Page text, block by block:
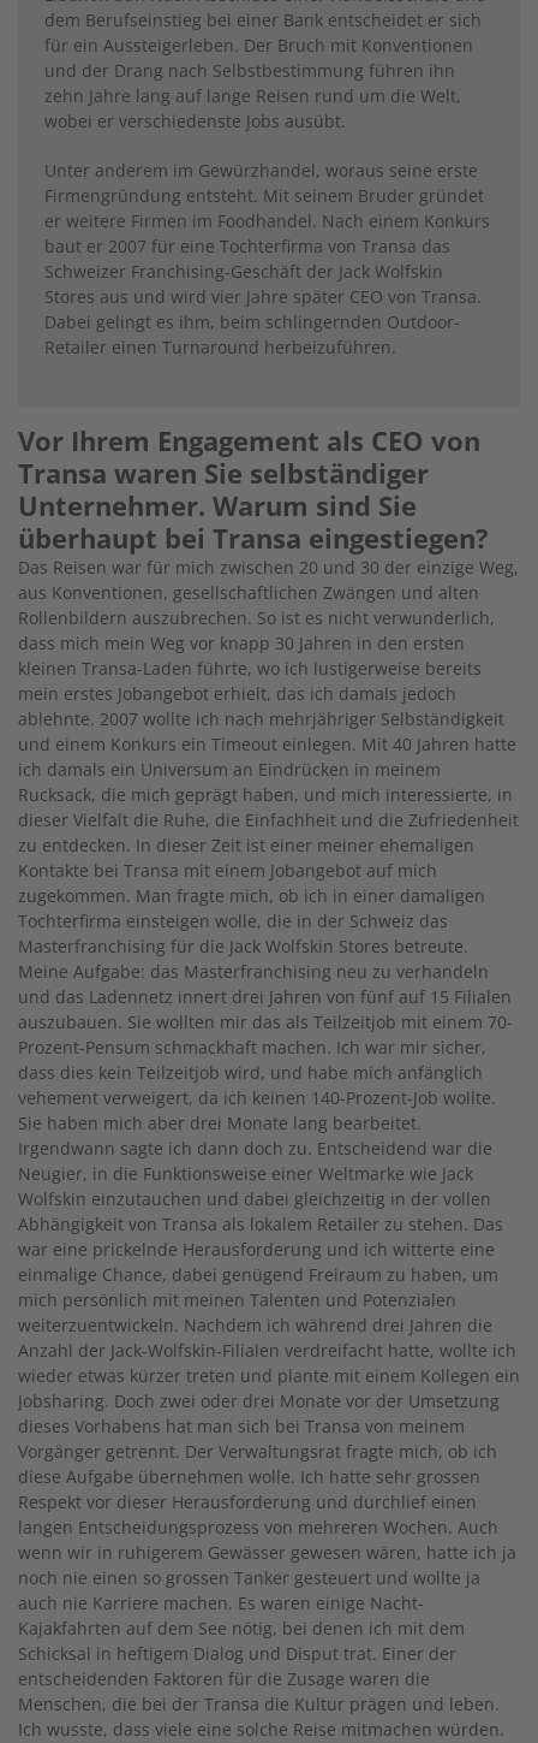
dem Berufseinstieg bei einer Bank entscheidet er sich
für ein Aussteigerleben. Der Bruch mit Konventionen
und der Drang nach Selbstbestimmung führen ihn
zehn Jahre lang auf lange Reisen rund um die Welt,
wobei er verschiedenste Jobs ausübt.
Unter anderem im Gewürzhandel, woraus seine erste
Firmengründung entsteht. Mit seinem Bruder gründet
er weitere Firmen im Foodhandel. Nach einem Konkurs
baut er 2007 für eine Tochterfirma von Transa das
Schweizer Franchising-Geschäft der Jack Wolfskin
Stores aus und wird vier Jahre später CEO von Transa.
Dabei gelingt es ihm, beim schlingernden Outdoor-
Retailer einen Turnaround herbeizuführen.
Vor Ihrem Engagement als CEO von
Transa waren Sie selbständiger
Unternehmer. Warum sind Sie
überhaupt bei Transa eingestiegen?
Das Reisen war für mich zwischen 20 und 30 der einzige Weg,
aus Konventionen, gesellschaftlichen Zwängen und alten
Rollenbildern auszubrechen. So ist es nicht verwunderlich,
dass mich mein Weg vor knapp 30 Jahren in den ersten
kleinen Transa-Laden führte, wo ich lustigerweise bereits
mein erstes Jobangebot erhielt, das ich damals jedoch
ablehnte. 2007 wollte ich nach mehrjähriger Selbständigkeit
und einem Konkurs ein Timeout einlegen. Mit 40 Jahren hatte
ich damals ein Universum an Eindrücken in meinem
Rucksack, die mich geprägt haben, und mich interessierte, in
dieser Vielfalt die Ruhe, die Einfachheit und die Zufriedenheit
zu entdecken. In dieser Zeit ist einer meiner ehemaligen
Kontakte bei Transa mit einem Jobangebot auf mich
zugekommen. Man fragte mich, ob ich in einer damaligen
Tochterfirma einsteigen wolle, die in der Schweiz das
Masterfranchising für die Jack Wolfskin Stores betreute.
Meine Aufgabe: das Masterfranchising neu zu verhandeln
und das Ladennetz innert drei Jahren von fünf auf 15 Filialen
auszubauen. Sie wollten mir das als Teilzeitjob mit einem 70-
Prozent-Pensum schmackhaft machen. Ich war mir sicher,
dass dies kein Teilzeitjob wird, und habe mich anfänglich
vehement verweigert, da ich keinen 140-Prozent-Job wollte.
Sie haben mich aber drei Monate lang bearbeitet.
Irgendwann sagte ich dann doch zu. Entscheidend war die
Neugier, in die Funktionsweise einer Weltmarke wie Jack
Wolfskin einzutauchen und dabei gleichzeitig in der vollen
Abhängigkeit von Transa als lokalem Retailer zu stehen. Das
war eine prickelnde Herausforderung und ich witterte eine
einmalige Chance, dabei genügend Freiraum zu haben, um
mich persönlich mit meinen Talenten und Potenzialen
weiterzuentwickeln. Nachdem ich während drei Jahren die
Anzahl der Jack-Wolfskin-Filialen verdreifacht hatte, wollte ich
wieder etwas kürzer treten und plante mit einem Kollegen ein
Jobsharing. Doch zwei oder drei Monate vor der Umsetzung
dieses Vorhabens hat man sich bei Transa von meinem
Vorgänger getrennt. Der Verwaltungsrat fragte mich, ob ich
diese Aufgabe übernehmen wolle. Ich hatte sehr grossen
Respekt vor dieser Herausforderung und durchlief einen
langen Entscheidungsprozess von mehreren Wochen. Auch
wenn wir in ruhigerem Gewässer gewesen wären, hatte ich ja
noch nie einen so grossen Tanker gesteuert und wollte ja
auch nie Karriere machen. Es waren einige Nacht-
Kajakfahrten auf dem See nötig, bei denen ich mit dem
Schicksal in heftigem Dialog und Disput trat. Einer der
entscheidenden Faktoren für die Zusage waren die
Menschen, die bei der Transa die Kultur prägen und leben.
Ich wusste, dass viele eine solche Reise mitmachen würden.